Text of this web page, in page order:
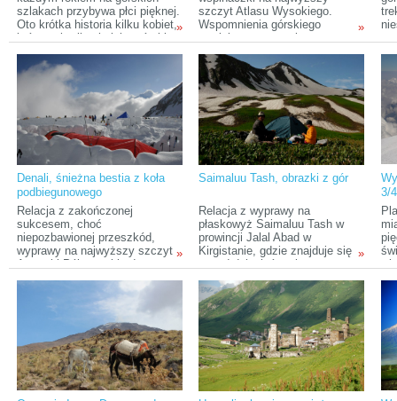
szlakach przybywa płci pięknej.
Oto krótka historia kilku kobiet,
które wsławiły się jako górskie
pionierki podczas pierwszej w
historii żeńskiej wyprawy w
Himalaje.
»
szczyt Atlasu Wysokiego.
Wspomnienia górskiego
nowicjusza zestawione z
narracją „po latach” tej samej,
doświadczonej już we
wspinaczce osoby.
»
Denali, śnieżna bestia z koła
podbiegunowego
Relacja z zakończonej
sukcesem, choć
niepozbawionej przeszkód,
wyprawy na najwyższy szczyt
Ameryki Północnej będący
zarazem jednym z
trudniejszych w Koronie Ziemi.
»
Saimaluu Tash, obrazki z gór
Relacja z wyprawy na
płaskowyż Saimaluu Tash w
prowincji Jalal Abad w
Kirgistanie, gdzie znajduje się
ponad dziesięć tysięcy
petroglifów, naskalnych
rysunków, z których najstarsze
liczą cztery tysiące lat.
Pomimo uznania miejsca za
unikatowe w skali światowej,
wciąż bardzo trudno jest się
tam dostać (głównie ze względu
na warunki atmosferyczne –
dostępność przez 1 miesiąc w
roku). Kiedy odwiedziłam to
»
3/